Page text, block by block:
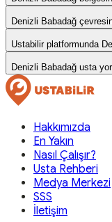
Denizli Babadağ
Ustabilir platformunda
Denizli Babadağ usta
Hakkımızda
En Yakın
Nasıl Çalışır?
Usta Rehberi
Medya Merkezi
SSS
İletişim